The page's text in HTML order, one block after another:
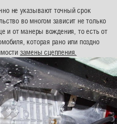
не указывают точный срок
во многом зависит не только
и от манеры вождения, то есть от
которая рано или поздно
замены сцепления.